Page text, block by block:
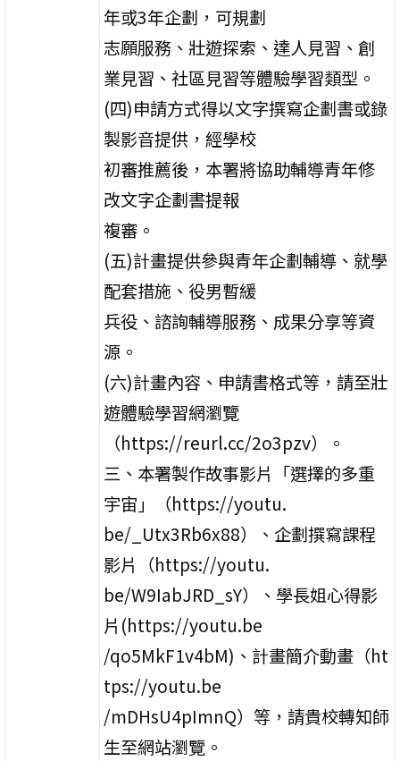
年或3年企劃，可規劃
志願服務、壯遊探索、達人見習、創
業見習、社區見習等體驗學習類型。
(四)申請方式得以文字撰寫企劃書或錄
製影音提供，經學校
初審推薦後，本署將協助輔導青年修
改文字企劃書提報
複審。
(五)計畫提供參與青年企劃輔導、就學
配套措施、役男暫緩
兵役、諮詢輔導服務、成果分享等資
源。
(六)計畫內容、申請書格式等，請至壯
遊體驗學習網瀏覽
（https://reurl.cc/2o3pzv）。
三、本署製作故事影片「選擇的多重
宇宙」（https://youtu.
be/_Utx3Rb6x88）、企劃撰寫課程
影片（https://youtu.
be/W9IabJRD_sY）、學長姐心得影
片(https://youtu.be
/qo5MkF1v4bM)、計畫簡介動畫（ht
tps://youtu.be
/mDHsU4pImnQ）等，請貴校轉知師
生至網站瀏覽。